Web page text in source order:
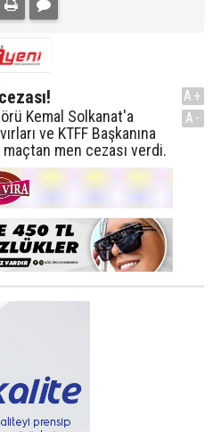
Kemal Solkanat'a
ve KTFF Başkanına
men cezası verdi.
A+
A-